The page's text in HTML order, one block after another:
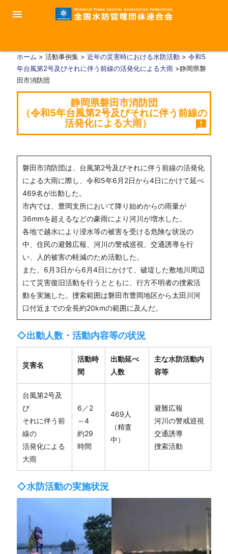
menu
ホーム > 活動事例集 > 近年の災害時における水防活動> 令和5
年台風第2号及びそれに伴う前線の活発化による大雨>静岡県磐
田市消防団
静岡県磐田市消防団
（令和5年台風第2号及びそれに伴う前線の
活発化による大雨）
announcement
磐田市消防団は、台風第2号及びそれに伴う前線の活発化
による大雨に際し、令和5年6月2日から4日にかけて延べ
469名が出動した。
市内では、豊岡支所において降り始めからの雨量が
36mmを超えるなどの豪雨により河川が増水した。
各地で越水により浸水等の被害を受ける危険な状況の
中、住民の避難広報、河川の警戒巡視、交通誘導を行
い、人的被害の軽減のため活動した。
また、6月3日から6月4日にかけて、破堤した敷地川周辺
にて災害復旧活動を行うとともに、行方不明者の捜索活
動を実施した。捜索範囲は磐田市豊岡地区から太田川河
口付近までの全長約20kmの範囲に及んだ。
◇出動人数・活動内容等の状況
災害名
活動時
間
出動延べ
人数
主な水防活動内
容等
台風第2号及
び
それに伴う前
線の
活発化による
大雨
6／2
～4
約29
時間
469人
（精査
中）
避難広報
河川の警戒巡視
交通誘導
捜索活動
◇水防活動の実施状況